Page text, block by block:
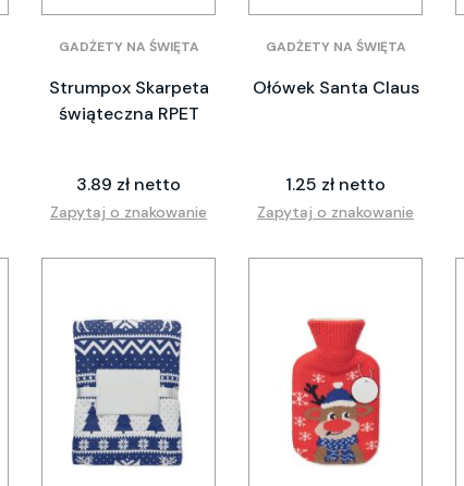
GADŻETY NA ŚWIĘTA
Strumpox Skarpeta
świąteczna RPET
3.89 zł netto
Zapytaj o znakowanie
GADŻETY NA ŚWIĘTA
Ołówek Santa Claus
1.25 zł netto
Zapytaj o znakowanie